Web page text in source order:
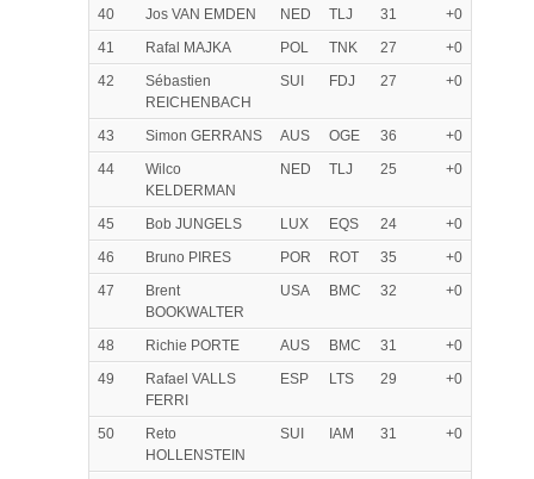
40 Jos VAN EMDEN NED TLJ 31
+0
41
Rafal MAJKA POL TNK 27
+0
42
Sébastien
REICHENBACH
SUI FDJ 27 +0
43 Simon GERRANS AUS OGE 36
+0
44
Wilco
KELDERMAN
NED TLJ 25 +0
45 Bob JUNGELS LUX EQS 24
+0
46
Bruno PIRES POR ROT 35
+0
47
Brent
BOOKWALTER
USA BMC 32 +0
48 Richie PORTE AUS BMC 31
+0
49
Rafael VALLS
FERRI
ESP LTS 29 +0
50
Reto
HOLLENSTEIN
SUI IAM 31 +0